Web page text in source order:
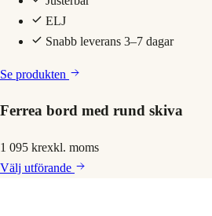
ELJ
Snabb leverans 3–7 dagar
Se produkten
Ferrea bord med rund skiva
1 095 krexkl. moms
Välj utförande